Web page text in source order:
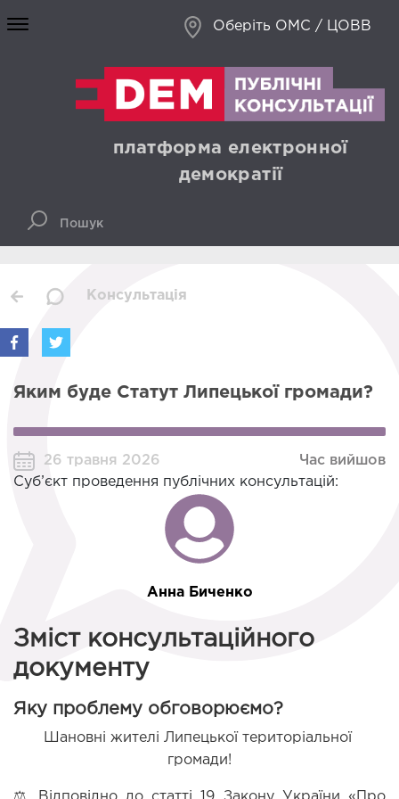
Оберіть ОМС / ЦОВВ
платформа електронної
демократії
Консультація
Яким буде Статут Липецької громади?
26 травня 2026
Час вийшов
Суб’єкт проведення публічних консультацій:
Анна Биченко
Зміст консультаційного
документу
Яку проблему обговорюємо?
Шановні жителі Липецької територіальної
громади!